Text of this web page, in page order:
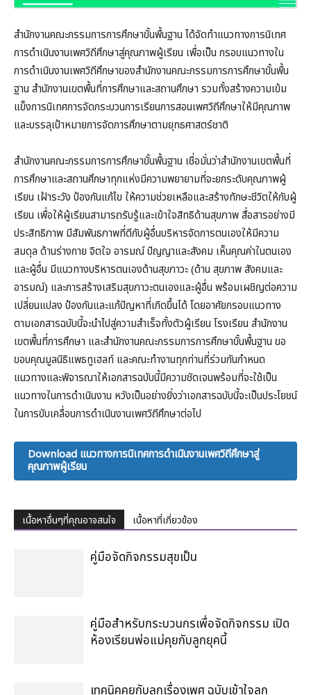
สำนักงานคณะกรรมการการศึกษาขั้นพื้นฐาน ได้จัดทำแนวทางการนิเทศ
การดำเนินงานเพศวิถีศึกษาสู่คุณภาพผู้เรียน เพื่อเป็น กรอบแนวทางใน
การดำเนินงานเพศวิถีศึกษาของสำนักงานคณะกรรมการการศึกษาขั้นพื้น
ฐาน สำนักงานเขตพื้นที่การศึกษาและสถานศึกษา รวมทั้งสร้างความเข้ม
แข็งการนิเทศการจัดกระบวนการเรียนการสอนเพศวิถีศึกษาให้มีคุณภาพ
และบรรลุเป้าหมายการจัดการศึกษาตามยุทธศาสตร์ชาติ
สำนักงานคณะกรรมการการศึกษาขั้นพื้นฐาน เชื่อมั่นว่าสำนักงานเขตพื้นที่
การศึกษาและสถานศึกษาทุกแห่งมีความพยายามที่จะยกระดับคุณภาพผู้
เรียน เฝ้าระวัง ป้องกันแก้ไข ให้ความช่วยเหลือและสร้างทักษะชีวิตให้กับผู้
เรียน เพื่อให้ผู้เรียนสามารถรับรู้และเข้าใจสิทธิด้านสุขภาพ สื่อสารอย่างมี
ประสิทธิภาพ มีสัมพันธภาพที่ดีกับผู้อื่นบริหารจัดการตนเองให้มีความ
สมดุล ด้านร่างกาย จิตใจ อารมณ์ ปัญญาและสังคม เห็นคุณค่าในตนเอง
และผู้อื่น มีแนวทางบริหารตนเองด้านสุขภาวะ (ด้าน สุขภาพ สังคมและ
อารมณ์) และการสร้างเสริมสุขภาวะตนเองและผู้อื่น พร้อมเผชิญต่อความ
เปลี่ยนแปลง ป้องกันและแก้ปัญหาที่เกิดขึ้นได้ โดยอาศัยกรอบแนวทาง
ตามเอกสารฉบับนี้จะนำไปสู่ความสำเร็จทั้งตัวผู้เรียน โรงเรียน สำนักงาน
เขตพื้นที่การศึกษา และสำนักงานคณะกรรมการการศึกษาขั้นพื้นฐาน ขอ
ขอบคุณมูลนิธิแพธทูเฮลท์ และคณะทำงานทุกท่านที่ร่วมกันกำหนด
แนวทางและพิจารณาให้เอกสารฉบับนี้มีความชัดเจนพร้อมที่จะใช้เป็น
แนวทางในการดำเนินงาน หวังเป็นอย่างยิ่งว่าเอกสารฉบับนี้จะเป็นประโยชน์
ในการขับเคลื่อนการดำเนินงานเพศวิถีศึกษาต่อไป
Download แนวทางการนิเทศการดำเนินงานเพศวิถีศึกษาสู่
คุณภาพผู้เรียน
เนื้อหาอื่นๆที่คุณอาจสนใจ เนื้อหาที่เกี่ยวข้อง
คู่มือจัดกิจกรรมสุขเป็น
คู่มือสำหรับกระบวนกรเพื่อจัดกิจกรรม เปิด
ห้องเรียนพ่อแม่คุยกับลูกยุคนี้
เทคนิคคุยกับลูกเรื่องเพศ ฉบับเข้าใจลูก